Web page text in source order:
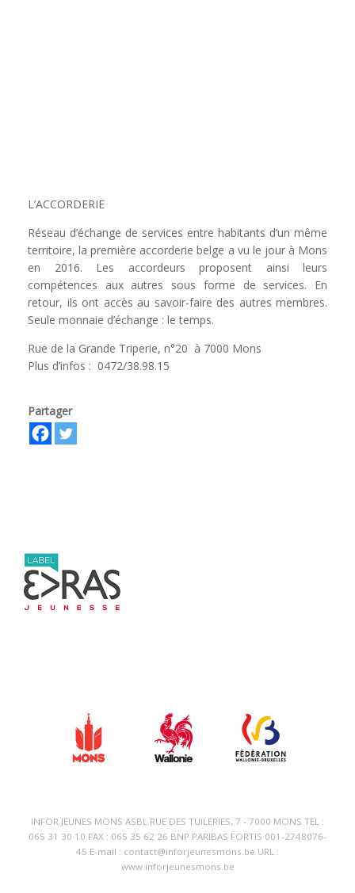
L’ACCORDERIE
Réseau d’échange de services entre habitants d’un même
territoire, la première accorderie belge a vu le jour à Mons
en 2016. Les accordeurs proposent ainsi leurs
compétences aux autres sous forme de services. En
retour, ils ont accès au savoir-faire des autres membres.
Seule monnaie d’échange : le temps.
Rue de la Grande Triperie, n°20 à 7000 Mons
Plus d’infos : 0472/38.98.15
Partager
INFOR JEUNES MONS ASBL RUE DES TUILERIES, 7 - 7000 MONS TEL :
065 31 30 10 FAX : 065 35 62 26 BNP PARIBAS FORTIS 001-2748076-
45 E-mail : contact@inforjeunesmons.be URL :
www.inforjeunesmons.be